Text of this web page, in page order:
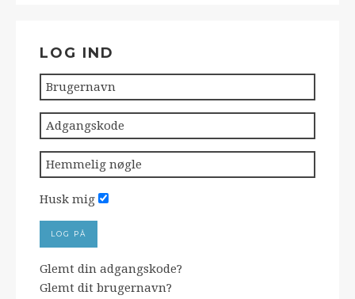
LOG IND
Husk mig
LOG PÅ
Glemt din adgangskode?
Glemt dit brugernavn?